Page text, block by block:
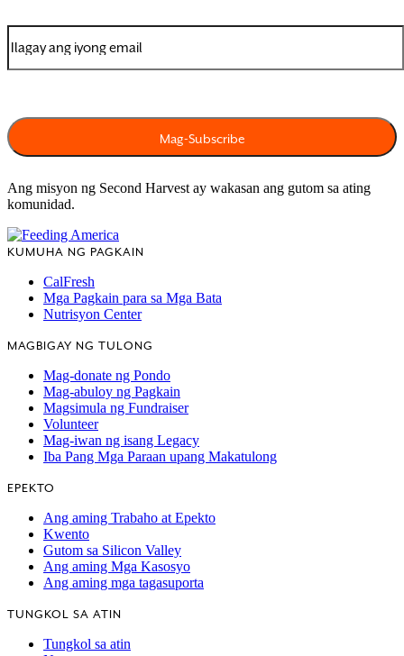
Ang misyon ng Second Harvest ay wakasan ang gutom sa ating
komunidad.
KUMUHA NG PAGKAIN
CalFresh
Mga Pagkain para sa Mga Bata
Nutrisyon Center
MAGBIGAY NG TULONG
Mag-donate ng Pondo
Mag-abuloy ng Pagkain
Magsimula ng Fundraiser
Volunteer
Mag-iwan ng isang Legacy
Iba Pang Mga Paraan upang Makatulong
EPEKTO
Ang aming Trabaho at Epekto
Kwento
Gutom sa Silicon Valley
Ang aming Mga Kasosyo
Ang aming mga tagasuporta
TUNGKOL SA ATIN
Tungkol sa atin